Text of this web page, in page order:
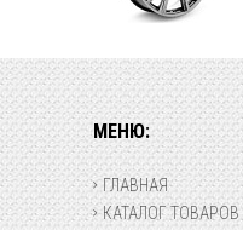
МЕНЮ:
ГЛАВНАЯ
КАТАЛОГ ТОВАРОВ